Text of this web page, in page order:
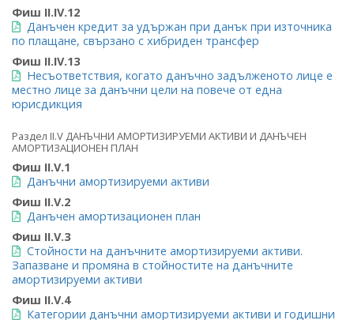
Фиш II.IV.12
Данъчен кредит за удържан при данък при източника
по плащане, свързано с хибриден трансфер
Фиш II.IV.13
Несъответствия, когато данъчно задълженото лице е
местно лице за данъчни цели на повече от една
юрисдикция
Раздел II.V ДАНЪЧНИ АМОРТИЗИРУЕМИ АКТИВИ И ДАНЪЧЕН
АМОРТИЗАЦИОНЕН ПЛАН
Фиш II.V.1
Данъчни амортизируеми активи
Фиш II.V.2
Данъчен амортизационен план
Фиш II.V.3
Стойности на данъчните амортизируеми активи.
Запазване и промяна в стойностите на данъчните
амортизируеми активи
Фиш II.V.4
Категории данъчни амортизируеми активи и годишни